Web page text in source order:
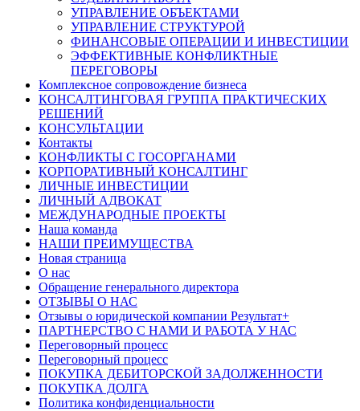
УПРАВЛЕНИЕ ОБЪЕКТАМИ
УПРАВЛЕНИЕ СТРУКТУРОЙ
ФИНАНСОВЫЕ ОПЕРАЦИИ И ИНВЕСТИЦИИ
ЭФФЕКТИВНЫЕ КОНФЛИКТНЫЕ
ПЕРЕГОВОРЫ
Комплексное сопровождение бизнеса
КОНСАЛТИНГОВАЯ ГРУППА ПРАКТИЧЕСКИХ
РЕШЕНИЙ
КОНСУЛЬТАЦИИ
Контакты
КОНФЛИКТЫ С ГОСОРГАНАМИ
КОРПОРАТИВНЫЙ КОНСАЛТИНГ
ЛИЧНЫЕ ИНВЕСТИЦИИ
ЛИЧНЫЙ АДВОКАТ
МЕЖДУНАРОДНЫЕ ПРОЕКТЫ
Наша команда
НАШИ ПРЕИМУЩЕСТВА
Новая страница
О нас
Обращение генерального директора
ОТЗЫВЫ О НАС
Отзывы о юридической компании Результат+
ПАРТНЕРСТВО С НАМИ И РАБОТА У НАС
Переговорный процесс
Переговорный процесс
ПОКУПКА ДЕБИТОРСКОЙ ЗАДОЛЖЕННОСТИ
ПОКУПКА ДОЛГА
Политика конфиденциальности